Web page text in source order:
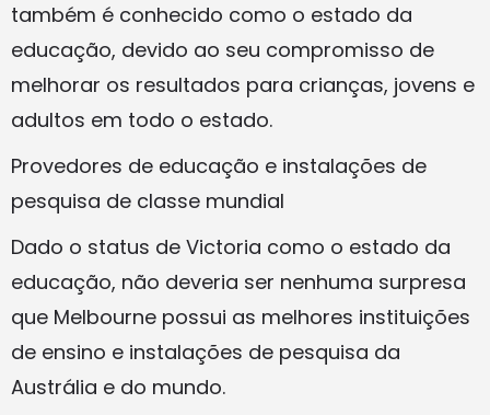
também é conhecido como o estado da
educação, devido ao seu compromisso de
melhorar os resultados para crianças, jovens e
adultos em todo o estado.
Provedores de educação e instalações de
pesquisa de classe mundial
Dado o status de Victoria como o estado da
educação, não deveria ser nenhuma surpresa
que Melbourne possui as melhores instituições
de ensino e instalações de pesquisa da
Austrália e do mundo.